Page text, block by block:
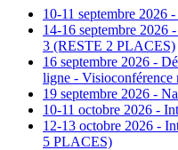
10-11 septembre 2026
14-16 septembre 2026
3 (RESTE 2 PLACES)
16 septembre 2026 -
ligne - Visioconférence
19 septembre 2026 -
10-11 octobre 2026 -
12-13 octobre 2026 -
5 PLACES)